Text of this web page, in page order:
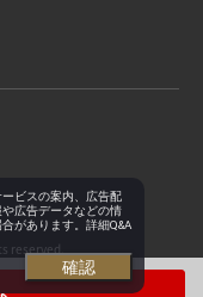
reserved.
ビスの案内、広告配
広告データなどの情
があります。詳細Q&A
確認